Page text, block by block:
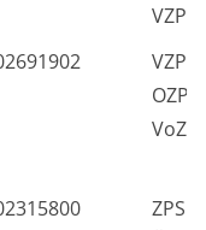
VZP
VZP
OZP
VoZP
ZPS